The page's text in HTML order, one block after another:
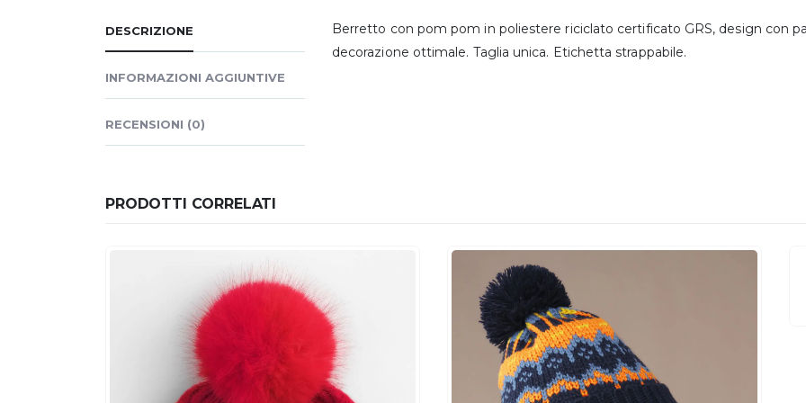
DESCRIZIONE
INFORMAZIONI AGGIUNTIVE
RECENSIONI (0)
Berretto con pom pom in poliestere riciclato certificato GRS, design con
decorazione ottimale. Taglia unica. Etichetta strappabile.
PRODOTTI CORRELATI